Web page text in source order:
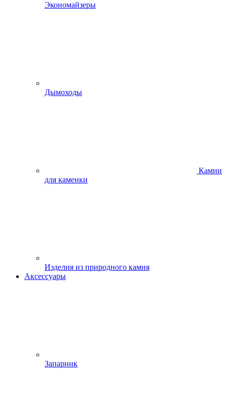
Экономайзеры
Дымоходы
Камни
для каменки
Изделия из природного камня
Аксессуары
Запарник